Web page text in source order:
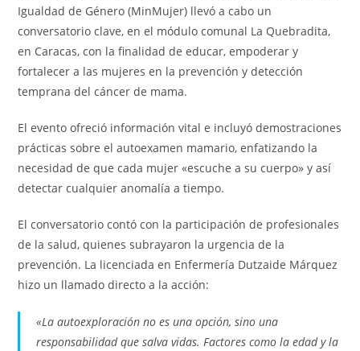
Igualdad de Género (MinMujer) llevó a cabo un
conversatorio clave, en el módulo comunal La Quebradita,
en Caracas, con la finalidad de educar, empoderar y
fortalecer a las mujeres en la prevención y detección
temprana del cáncer de mama.
El evento ofreció información vital e incluyó demostraciones
prácticas sobre el autoexamen mamario, enfatizando la
necesidad de que cada mujer «escuche a su cuerpo» y así
detectar cualquier anomalía a tiempo.
El conversatorio contó con la participación de profesionales
de la salud, quienes subrayaron la urgencia de la
prevención. La licenciada en Enfermería Dutzaide Márquez
hizo un llamado directo a la acción:
«La autoexploración no es una opción, sino una
responsabilidad que salva vidas. Factores como la edad y la